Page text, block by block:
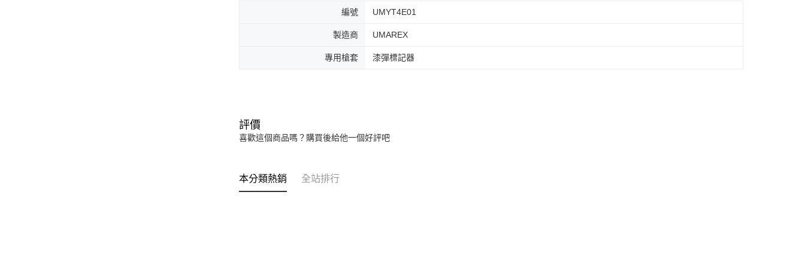
編號 UMYT4E01
製造商 UMAREX
專用槍套 漆彈標記器
評價
喜歡這個商品嗎？購買後給他一個好評吧
本分類熱銷 全站排行